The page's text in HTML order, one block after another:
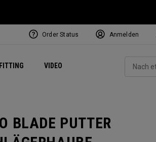
VIDEO Exclusive Mavrik
Exklusiv - Golfbälle
Women's Golf Balls
Exklusiv - Zubehör
Regional
Order Status Anmelden
BLADE PUTTER